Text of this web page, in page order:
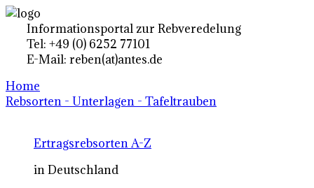
Informationsportal zur Rebveredelung
Tel: +49 (0) 6252 77101
E-Mail: reben(at)antes.de
Home
Rebsorten - Unterlagen - Tafeltrauben
Ertragsrebsorten A-Z
in Deutschland